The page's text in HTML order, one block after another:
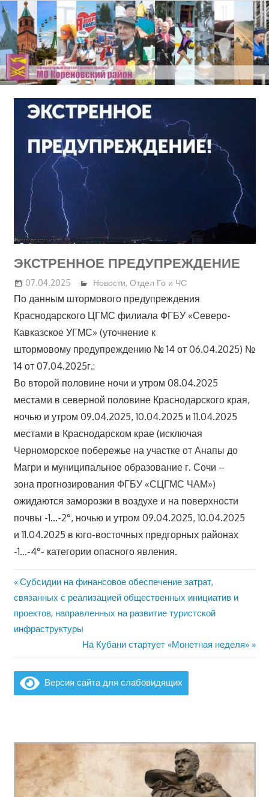
Перейти
к
содержимому
ЭКСТРЕННОЕ ПРЕДУПРЕЖДЕНИЕ
07.04.2025 Новости, Отдел Го и ЧС
По данным штормового предупреждения
Краснодарского ЦГМС филиала ФГБУ «Северо-
Кавказское УГМС» (уточнение к
штормовому предупреждению № 14 от 06.04.2025) №
14 от 07.04.2025г.:
Во второй половине ночи и утром 08.04.2025
местами в северной половине Краснодарского края,
ночью и утром 09.04.2025, 10.04.2025 и 11.04.2025
местами в Краснодарском крае (исключая
Черноморское побережье на участке от Анапы до
Магри и муниципальное образование г. Сочи –
зона прогнозирования ФГБУ «СЦГМС ЧАМ»)
ожидаются заморозки в воздухе и на поверхности
почвы -1…-2°, ночью и утром 09.04.2025, 10.04.2025
и 11.04.2025 в юго-восточных предгорных районах
-1…-4°- категории опасного явления.
Навигация
по
записям
Предыдущая
запись:
Субсидии на финансовое обеспечение затрат,
связанных с реализацией общественных инициатив и
проектов, направленных на развитие туристской
инфраструктуры
Следующая
запись:
На Кубани стартует «Монетная неделя»
Версия сайта для слабовидящих